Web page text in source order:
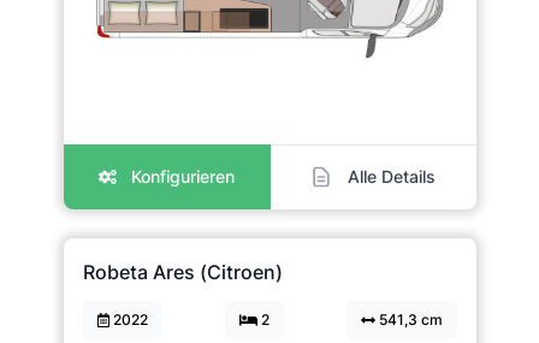
Konfigurieren Alle Details
Robeta Ares (Citroen)
2022 2 541,3 cm